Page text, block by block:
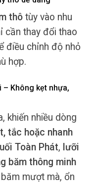
thô tùy vào nhu
cần thay đổi thao
điều chỉnh độ nhỏ
hợp.
– Không kẹt nhựa,
khiến nhiều dòng
tắc hoặc nhanh
Toàn Phát, lưỡi
băm thông minh
mượt mà, ổn